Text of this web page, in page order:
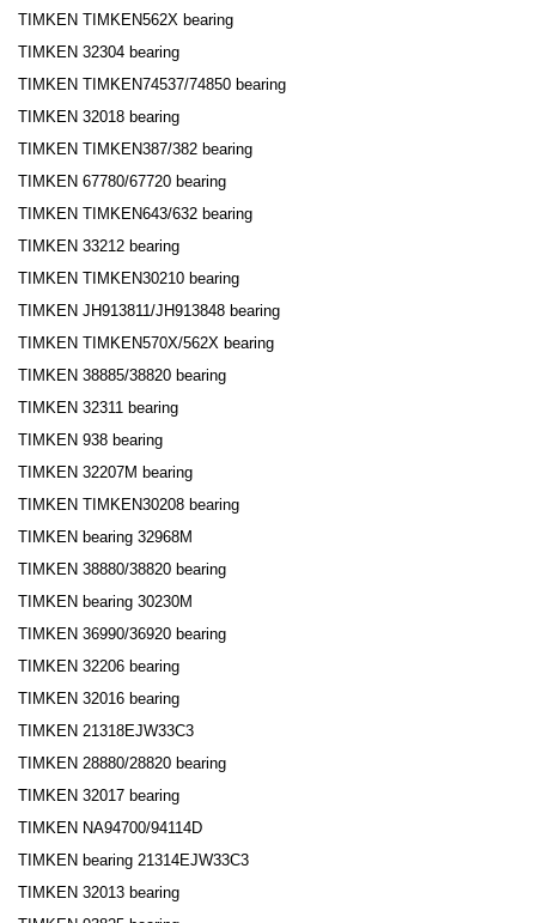
TIMKEN TIMKEN562X bearing
TIMKEN 32304 bearing
TIMKEN TIMKEN74537/74850 bearing
TIMKEN 32018 bearing
TIMKEN TIMKEN387/382 bearing
TIMKEN 67780/67720 bearing
TIMKEN TIMKEN643/632 bearing
TIMKEN 33212 bearing
TIMKEN TIMKEN30210 bearing
TIMKEN JH913811/JH913848 bearing
TIMKEN TIMKEN570X/562X bearing
TIMKEN 38885/38820 bearing
TIMKEN 32311 bearing
TIMKEN 938 bearing
TIMKEN 32207M bearing
TIMKEN TIMKEN30208 bearing
TIMKEN bearing 32968M
TIMKEN 38880/38820 bearing
TIMKEN bearing 30230M
TIMKEN 36990/36920 bearing
TIMKEN 32206 bearing
TIMKEN 32016 bearing
TIMKEN 21318EJW33C3
TIMKEN 28880/28820 bearing
TIMKEN 32017 bearing
TIMKEN NA94700/94114D
TIMKEN bearing 21314EJW33C3
TIMKEN 32013 bearing